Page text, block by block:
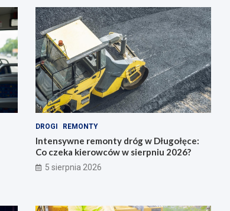
DROGI REMONTY
Intensywne remonty dróg w Długołęce:
Co czeka kierowców w sierpniu 2026?
5 sierpnia 2026